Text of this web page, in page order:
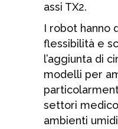
assi TX2.
I robot hanno
flessibilità e
l’aggiunta di
modelli per
settori
ambienti